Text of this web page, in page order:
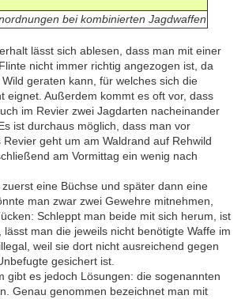
bei kombinierten Jagdwaffen
lässt sich ablesen, dass man mit einer
nicht immer richtig angezogen ist, da
geraten kann, für welches sich die
eignet. Außerdem kommt es oft vor, dass
im Revier zwei Jagdarten nacheinander
ist durchaus möglich, dass man vor
geht um am Waldrand auf Rehwild
am Vormittag ein wenig nach
eine Büchse und später dann eine
man zwar zwei Gewehre mitnehmen,
Schleppt man beide mit sich herum, ist
man die jeweils nicht benötigte Waffe im
weil sie dort nicht ausreichend gegen
gesichert ist.
gibt es jedoch Lösungen: die sogenannten
Genau genommen bezeichnet man mit